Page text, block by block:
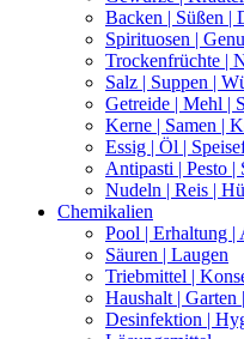
Backen | Süßen |
Spirituosen |
Trockenfrüchte |
Salz | Suppen |
Getreide | Mehl |
Kerne | Samen |
Essig | Öl |
Antipasti | Pesto |
Nudeln | Reis |
Chemikalien
Pool | Erhaltung |
Säuren | Laugen
Triebmittel |
Haushalt | Garten
Desinfektion |